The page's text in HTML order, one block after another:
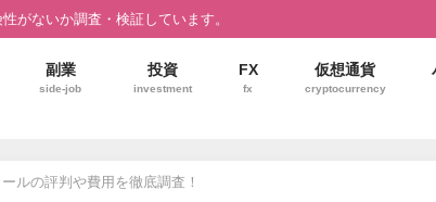
がないか調査・検証しています。
副業
side-job
投資
investment
FX
fx
仮想通貨
cryptocurrency
ルの評判や費用を徹底調査！